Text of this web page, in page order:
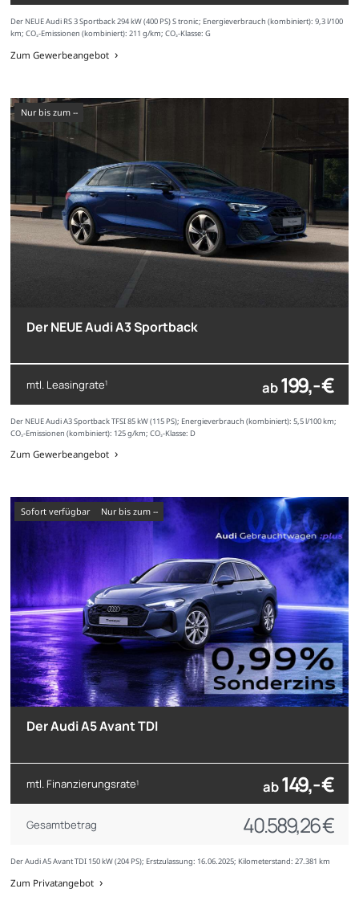
Der NEUE Audi RS 3 Sportback 294 kW (400 PS) S tronic; Energieverbrauch (kombiniert): 9,3 l/100
km; CO₂-Emissionen (kombiniert): 211 g/km; CO₂-Klasse: G
Zum Gewerbeangebot
nur bis zum --
Der NEUE Audi A3 Sportback
mtl. Leasingrate1 ab199,- €
Der NEUE Audi A3 Sportback TFSI 85 kW (115 PS); Energieverbrauch (kombiniert): 5,5 l/100 km;
CO₂-Emissionen (kombiniert): 125 g/km; CO₂-Klasse: D
Zum Gewerbeangebot
sofort verfügbar nur bis zum --
Der Audi A5 Avant TDI
mtl. Finanzierungsrate1 ab149,- €
Gesamtbetrag 40.589,26 €
Der Audi A5 Avant TDI 150 kW (204 PS); Erstzulassung: 16.06.2025; Kilometerstand: 27.381 km
Zum Privatangebot